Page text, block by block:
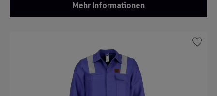
Mehr Informationen